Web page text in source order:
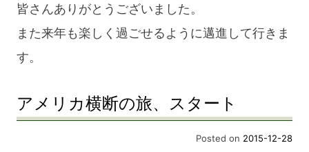
皆さんありがとうございました。
また来年も楽しく過ごせるように邁進して行きま
す。
アメリカ横断の旅、スタート
Posted on 2015-12-28